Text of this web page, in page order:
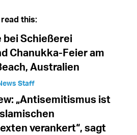
this:
bei Schießerei
Chanukka-Feier am
Australien
Staff
„Antisemitismus ist
verankert“, sagt